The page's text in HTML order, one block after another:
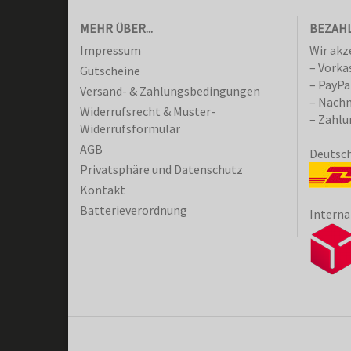
MEHR ÜBER...
Impressum
Gutscheine
Versand- & Zahlungsbedingungen
Widerrufsrecht & Muster-
Widerrufsformular
AGB
Privatsphäre und Datenschutz
Kontakt
Batterieverordnung
Wir
–
–
–
–